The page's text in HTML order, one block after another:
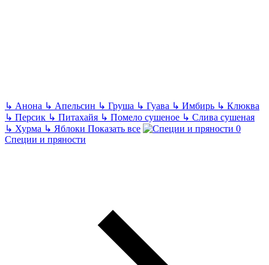
↳ Анона ↳ Апельсин ↳ Груша ↳ Гуава ↳ Имбирь ↳ Клюква
↳ Персик ↳ Питахайя ↳ Помело сушеное ↳ Слива сушеная
↳ Хурма ↳ Яблоки Показать все
Специи и пряности